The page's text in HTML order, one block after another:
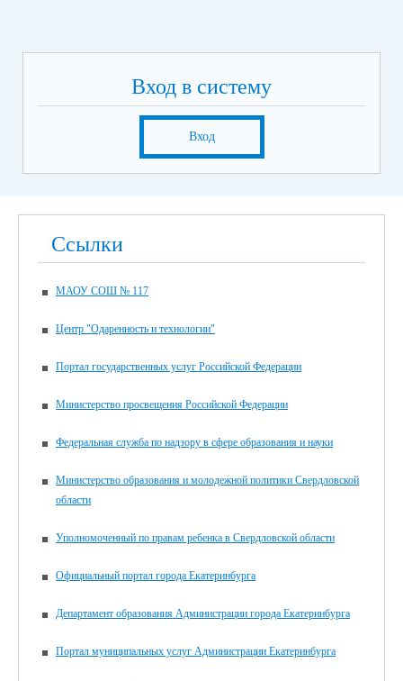
Вход в систему
Вход
Ссылки
МАОУ СОШ № 117
Центр "Одаренность и технологии"
Портал государственных услуг Российской Федерации
Министерство просвещения Российской Федерации
Федеральная служба по надзору в сфере образования и науки
Министерство образования и молодежной политики Свердловской
области
Уполномоченный по правам ребенка в Свердловской области
Официальный портал города Екатеринбурга
Департамент образования Администрации города Екатеринбурга
Портал муниципальных услуг Администрации Екатеринбурга